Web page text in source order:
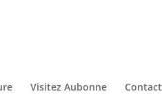
Visitez Aubonne Contact